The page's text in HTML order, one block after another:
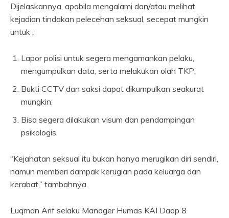
Dijelaskannya, apabila mengalami dan/atau melihat
kejadian tindakan pelecehan seksual, secepat mungkin
untuk :
Lapor polisi untuk segera mengamankan pelaku,
mengumpulkan data, serta melakukan olah TKP;
Bukti CCTV dan saksi dapat dikumpulkan seakurat
mungkin;
Bisa segera dilakukan visum dan pendampingan
psikologis.
“Kejahatan seksual itu bukan hanya merugikan diri sendiri,
namun memberi dampak kerugian pada keluarga dan
kerabat,” tambahnya.
Luqman Arif selaku Manager Humas KAI Daop 8